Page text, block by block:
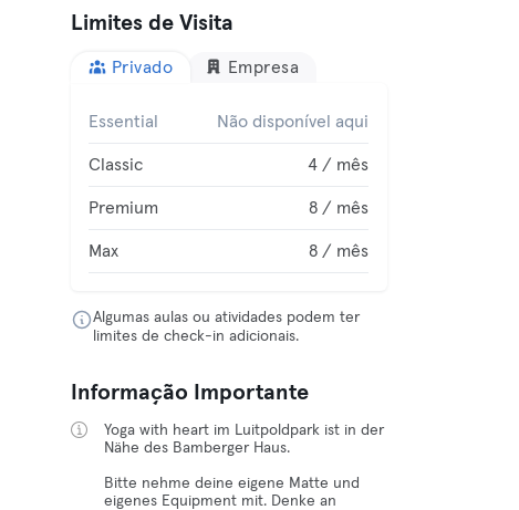
Limites de Visita
Privado Empresa
Essential Não disponível aqui
Classic 4 / mês
Premium 8 / mês
Max 8 / mês
Algumas aulas ou atividades podem ter
limites de check-in adicionais.
Informação Importante
Yoga with heart im Luitpoldpark ist in der
Nähe des Bamberger Haus.
Bitte nehme deine eigene Matte und
eigenes Equipment mit. Denke an